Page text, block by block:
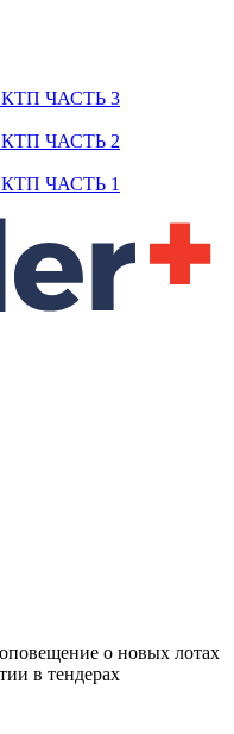
КТП ЧАСТЬ 3
КТП ЧАСТЬ 2
КТП ЧАСТЬ 1
о новых лотах
в тендерах